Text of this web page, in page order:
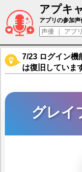
アプキ
グレイプ
アプリの参加
7/23 ログイン機
は復旧していま
グレイ